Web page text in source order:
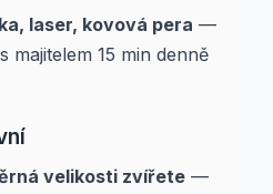
laser, kovová pera —
majitelem 15 min denně
velikosti zvířete —